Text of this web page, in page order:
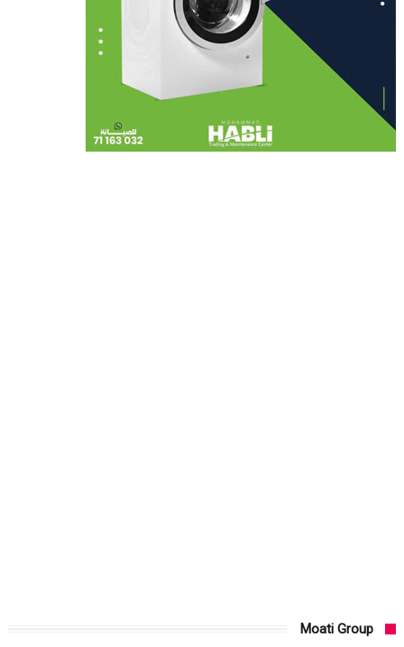
Moati Group